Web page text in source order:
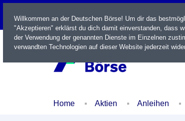
LIVE
Home Aktien Anleihen
Willkommen an der Deutschen Börse! Um dir das
"Akzeptieren" erklärst du dich damit einverstanden, dass
der Verwendung der genannten Dienste im Einzelnen
verwandten Technologien auf dieser Website jederzeit